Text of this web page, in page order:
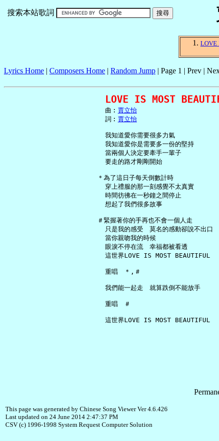
搜索本站歌詞
LOVE
Lyrics Home | Composers Home | Random Jump | Page 1 | Prev |
LOVE IS MOST
     曲︰
賈立怡
     詞︰
賈立怡
     我知道愛你需要很多力氣
     我知道愛你是需要多一份的堅持
     當兩個人決定要牽手一輩子
     要走的路才剛剛開始
   ＊為了這日子每天倒數計時
     穿上禮服的那一刻感覺不太真實
     時間彷彿在一秒鐘之間停止
     想起了我們很多故事
   ＃緊握著你的手再也不會一個人走
     只是我的感受　莫名的感動卻說不出口
     當你親吻我的時候
     眼淚不停在流　幸福都被看透
     這世界LOVE IS MOST BEAUTIFUL
     重唱　＊,＃
     我們能一起走　就算跌倒不能放手
     重唱　＃
This page was generated by Chinese Song Viewer Ver 4.6.426
Last updated on 24 June 2014 2:47:37 PM
CSV (c) 1996-1998 System Request Computer Solution